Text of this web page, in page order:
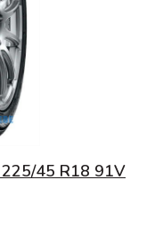
45 R18 91V